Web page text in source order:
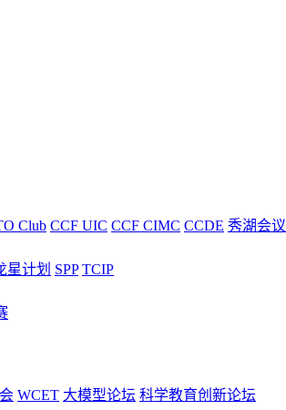
Club CCF UIC CCF CIMC CCDE 秀湖会议
星计划 SPP TCIP
WCET 大模型论坛 科学教育创新论坛